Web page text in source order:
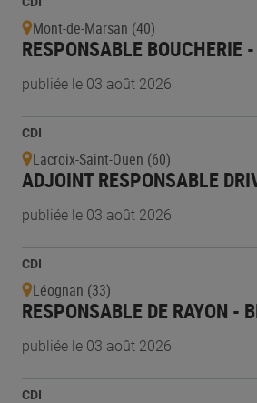
Mont-de-Marsan (40)
RESPONSABLE BOUCHERIE
publiée le 03 août 2026
CDI
Lacroix-Saint-Ouen (60)
ADJOINT RESPONSABLE
publiée le 03 août 2026
CDI
Léognan (33)
RESPONSABLE DE RAYON -
publiée le 03 août 2026
CDI